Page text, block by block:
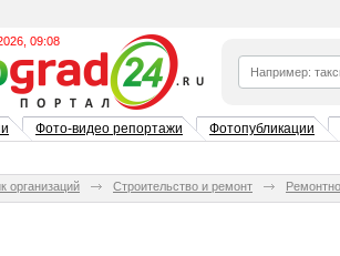
09:08
Фото-видео репортажи Фотопубликации
организаций Строительство и ремонт